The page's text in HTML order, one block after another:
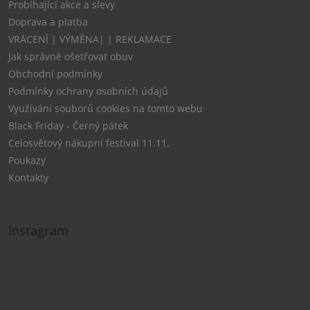
Probíhající akce a slevy
Doprava a platba
VRÁCENÍ | VÝMĚNA| | REKLAMACE
Jak správně ošetřovat obuv
Obchodní podmínky
Podmínky ochrany osobních údajů
Využívání souborů cookies na tomto webu
Black Friday - Černý pátek
Celosvětový nákupní festival 11.11.
Poukazy
Kontakty
Instagram